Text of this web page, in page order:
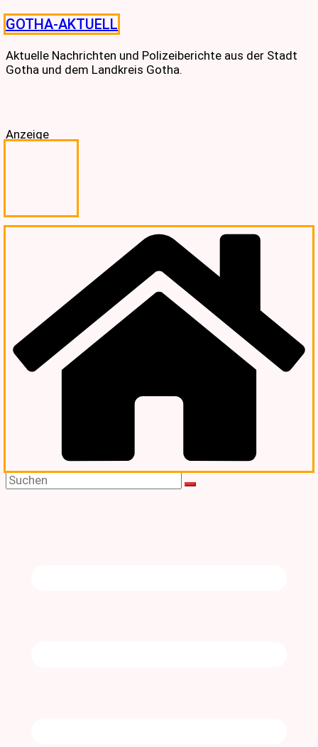
Skip
to
content
GOTHA-AKTUELL
Aktuelle Nachrichten und Polizeiberichte aus der Stadt
Gotha und dem Landkreis Gotha.
Anzeige